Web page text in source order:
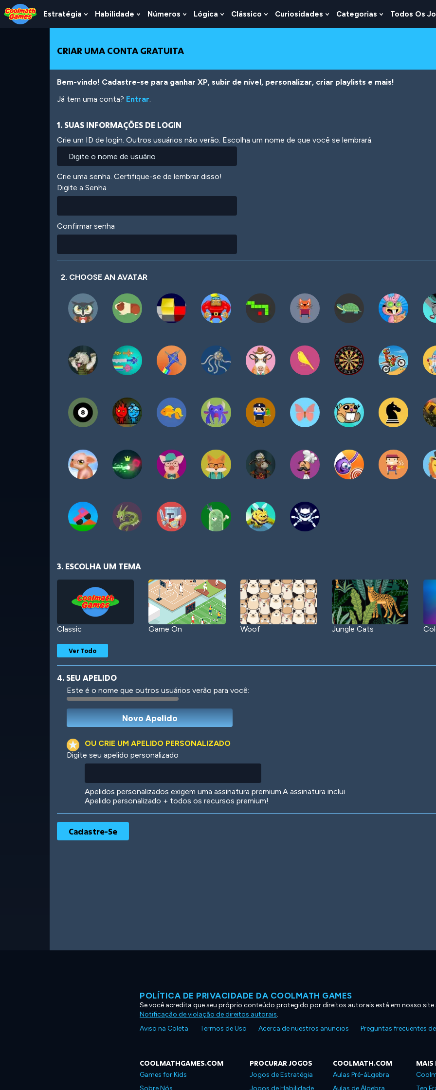
Skip
to
Top
Skip
to
Navigation
Skip
to
Main
Skip
to
Footer
para
Estratégia Show
Submenu
Estratégia
Habilidade Show
Submenu
Habilidade
Números Show
Submenu
Lógica Show
Submenu
Clássico Show
Submenu
Curiosidades Show
Submenu
Categorias Show
Submenu
Todos Os
CRIAR UMA CONTA GRATUITA
Bem-vindo! Cadastre-se para ganhar XP, subir de nível, personalizar, criar playlists e mais!
Já tem uma conta? Entrar.
1. SUAS INFORMAÇÕES DE LOGIN
Crie um ID de login. Outros usuários não verão. Escolha um nome de que você se lembrará.
Crie uma senha. Certifique-se de lembrar disso!
Digite a Senha
Confirmar senha
2. CHOOSE AN AVATAR
3. ESCOLHA UM TEMA
Classic Game On Woof Jungle Cats
Robotic International
Ver Todo
4. SEU APELIDO
Este é o nome que outros usuários verão para você:
OU CRIE UM APELIDO PERSONALIZADO
Digite seu apelido personalizado
Apelidos personalizados exigem uma assinatura premium.A assinatura inclui
Apelido personalizado + todos os recursos premium!
POLÍTICA DE PRIVACIDADE DA COOLMATH GAMES
Se você acredita que seu próprio conteúdo protegido por direitos autorais está em nosso site
Notificação de violação de direitos autorais.
Aviso na Coleta
Termos de Uso Acerca de nuestros anuncios Preguntas frecuentes
COOLMATHGAMES.COM
Games for Kids
Sobre Nós
PROCURAR JOGOS
Jogos de Estratégia
Jogos de Habilidade
COOLMATH.COM
Aulas Pré-áLgebra
Aulas de Álgebra
MAIS
Ten